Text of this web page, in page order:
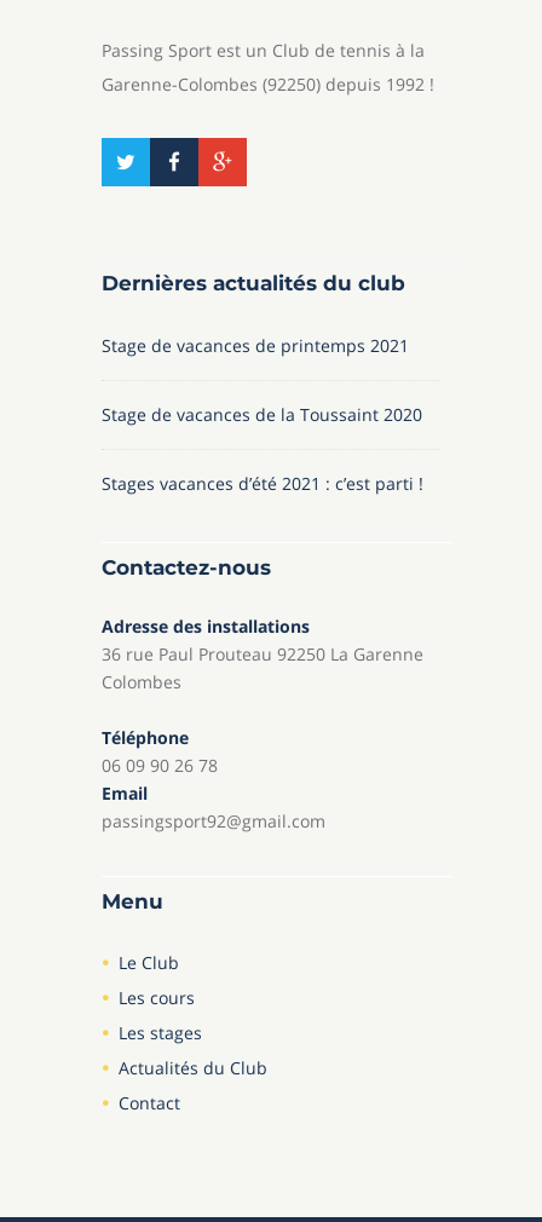
Passing Sport est un Club de tennis à la
Garenne-Colombes (92250) depuis 1992 !
Dernières actualités du club
Stage de vacances de printemps 2021
Stage de vacances de la Toussaint 2020
Stages vacances d’été 2021 : c’est parti !
Contactez-nous
Adresse des installations
36 rue Paul Prouteau 92250 La Garenne
Colombes
Téléphone
06 09 90 26 78
Email
passingsport92@gmail.com
Menu
Le Club
Les cours
Les stages
Actualités du Club
Contact